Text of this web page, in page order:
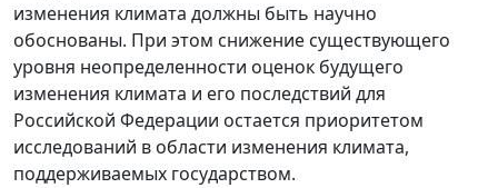
изменения климата должны быть научно
обоснованы. При этом снижение существующего
уровня неопределенности оценок будущего
изменения климата и его последствий для
Российской Федерации остается приоритетом
исследований в области изменения климата,
поддерживаемых государством.